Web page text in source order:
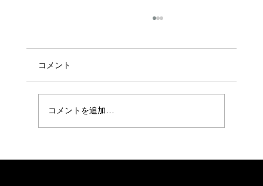
コメント
コメントを追加…